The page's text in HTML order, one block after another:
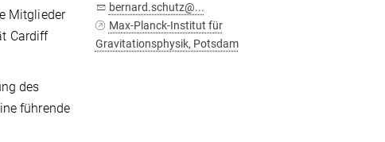
Mitglieder
Cardiff
des
führende
bernard.schutz@...
Max-Planck-Institut für
Gravitationsphysik, Potsdam